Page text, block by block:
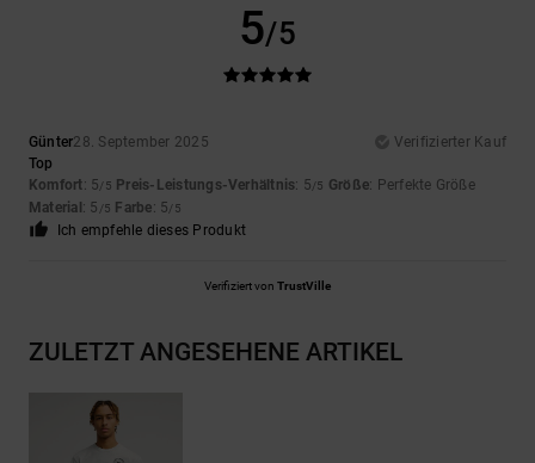
5/5
Günter28. September 2025
Verifizierter Kauf
Top
Komfort: 5/5 Preis-Leistungs-Verhältnis: 5/5 Größe: Perfekte Größe
Material : 5 /5 Farbe: 5/5
Ich empfehle dieses Produkt
Verifiziert von TrustVille
ZULETZT ANGESEHENE ARTIKEL